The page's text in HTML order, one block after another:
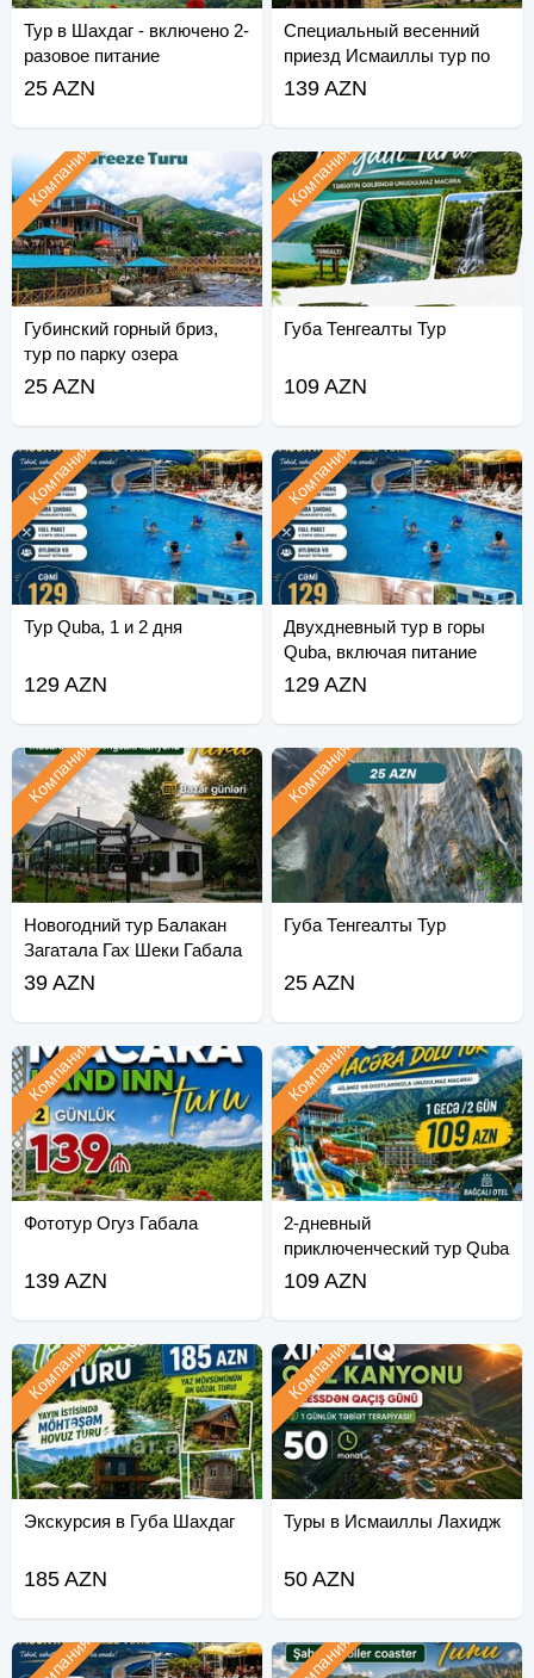
Тур в Шахдаг - включено 2-
разовое питание
25 AZN
Специальный весенний
приезд Исмаиллы тур по
Лагичу
139 AZN
Губинский горный бриз,
тур по парку озера
приключений
Компания
25 AZN
Губа Тенгеалты Тур
Компания
109 AZN
Тур Quba, 1 и 2 дня
Компания
129 AZN
Двухдневный тур в горы
Quba, включая питание
Компания
129 AZN
Новогодний тур Балакан
Загатала Гах Шеки Габала
Компания
39 AZN
Губа Тенгеалты Тур
Компания
25 AZN
Фототур Огуз Габала
Компания
139 AZN
2-дневный
приключенческий тур Quba
Компания
109 AZN
Экскурсия в Губа Шахдаг
Компания
185 AZN
Туры в Исмаиллы Лахидж
Компания
50 AZN